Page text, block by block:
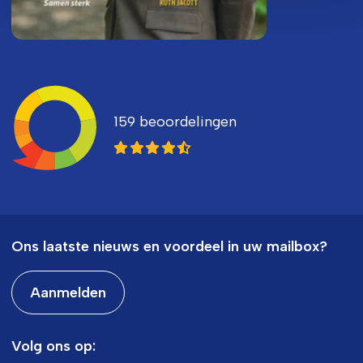
159 beoordelingen
Ons laatste nieuws en voordeel in uw mailbox?
Aanmelden
Volg ons op: